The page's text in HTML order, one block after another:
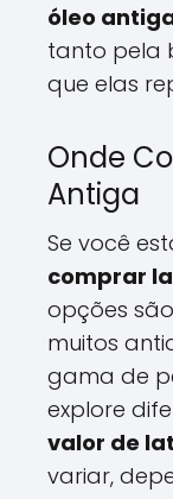
óleo
tanto pela
que elas
Onde
Antiga
Se você
comprar
opções
muitos
gama de
explore
valor de
variar,